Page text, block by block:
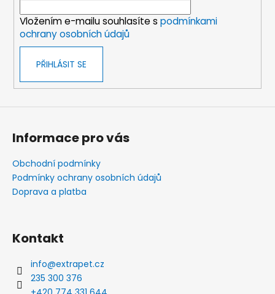
Vložením e-mailu souhlasíte s podmínkami
ochrany osobních údajů
PŘIHLÁSIT SE
Informace pro vás
Obchodní podmínky
Podmínky ochrany osobních údajů
Doprava a platba
Kontakt
info@extrapet.cz
235 300 376